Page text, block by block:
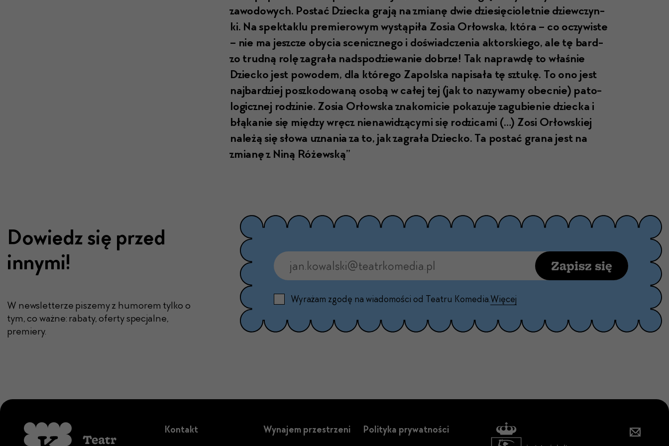
zawodowych. Postać Dziec­ka gra­ją na zmi­anę dwie dziesię­ci­o­let­nie dziew­czyn­
ki. Na spek­tak­lu pre­mierowym wys­tąpiła Zosia Orłows­ka, która – co oczy­wiste
– nie ma jeszcze oby­cia scenicznego i doświad­czenia aktorskiego, ale tę bard­
zo trud­ną rolę zagrała nad­spodziewanie dobrze! Tak naprawdę to właśnie
Dziecko jest powo­dem, dla którego Zapol­s­ka napisała tę sztukę. To ono jest
najbardziej poszkodowaną osobą w całej tej (jak to nazy­wamy obec­nie) pato­
log­icznej rodzinie. Zosia Orłows­ka znakomi­cie pokazu­je zagu­bi­e­nie dziec­ka i
błąkanie się między wręcz nien­aw­idzą­cy­mi się rodzi­ca­mi (…) Zosi Orłowskiej
należą się słowa uzna­nia za to, jak zagrała Dziecko. Ta postać grana jest na
zmi­anę z Niną Różewską”
Dowiedz się przed
innymi!
W newsletterze piszemy z humorem tylko o
tym, co ważne: rabaty, oferty specjalne,
premiery.
Zapisz się
Wyrażam zgodę na wiadomości od Teatru Komedia.Więcej
Kontakt Wynajem przestrzeni Polityka prywatności